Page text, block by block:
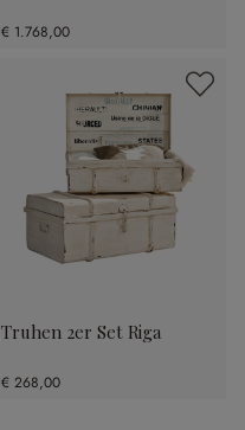
€ 1.768,00
Truhen 2er Set Riga
€ 268,00